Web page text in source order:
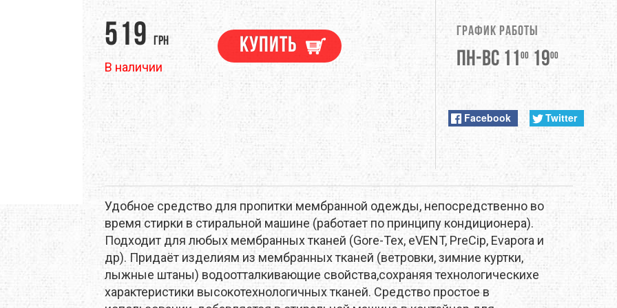
ПОХОДНАЯ ЕДА ТРЕККИНГОВЫЕ ПАЛКИ ФУРНИТУРА
EXOFFICIO
FIREBIRD FIRST ASCENT FITWELL
GSI OUTDOORS GEAR AID GERBER
HMR HOLDS
ICEBREAKER JAMES COOK JETBOIL
KEEN KELTY
LANEX LEATHERMAN LEKI
LIGHT MY FIRE LORPEN LOWA
График работы
Пн-Вс 1100 1900
Facebook Twitter
519 грн
В наличии
Купить
Удобное средство для пропитки мембранной одежды, непосредственно во
время стирки в стиральной машине (работает по принципу кондиционера).
Подходит для любых мембранных тканей (Gore-Tex, eVENT, PreCip, Evapora и
др). Придаёт изделиям из мембранных тканей (ветровки, зимние куртки,
лыжные штаны) водоотталкивающие свойства,сохраняя технологическихе
характеристики высокотехнологичных тканей. Средство простое в